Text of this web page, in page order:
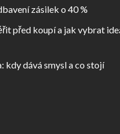
zásilek o 40 %
před koupí a jak vybrat
kdy dává smysl a co stojí